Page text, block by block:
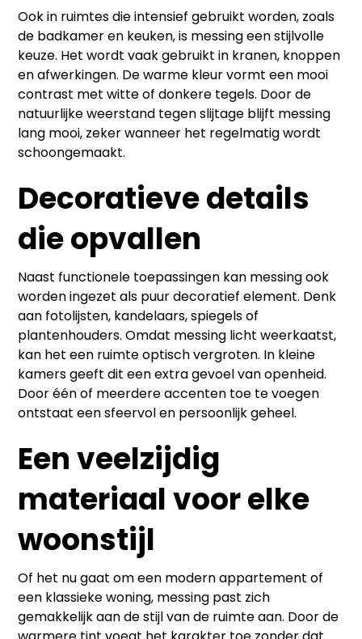
Ook in ruimtes die intensief gebruikt worden, zoals
de badkamer en keuken, is messing een stijlvolle
keuze. Het wordt vaak gebruikt in kranen, knoppen
en afwerkingen. De warme kleur vormt een mooi
contrast met witte of donkere tegels. Door de
natuurlijke weerstand tegen slijtage blijft messing
lang mooi, zeker wanneer het regelmatig wordt
schoongemaakt.
Decoratieve details
die opvallen
Naast functionele toepassingen kan messing ook
worden ingezet als puur decoratief element. Denk
aan fotolijsten, kandelaars, spiegels of
plantenhouders. Omdat messing licht weerkaatst,
kan het een ruimte optisch vergroten. In kleine
kamers geeft dit een extra gevoel van openheid.
Door één of meerdere accenten toe te voegen
ontstaat een sfeervol en persoonlijk geheel.
Een veelzijdig
materiaal voor elke
woonstijl
Of het nu gaat om een modern appartement of
een klassieke woning, messing past zich
gemakkelijk aan de stijl van de ruimte aan. Door de